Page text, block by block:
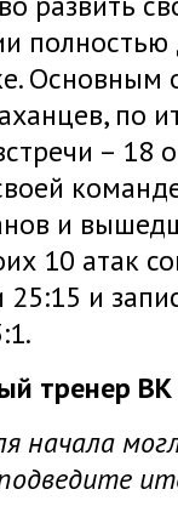
Основным
по
– 18
и
10 атак
и
тренер
начала